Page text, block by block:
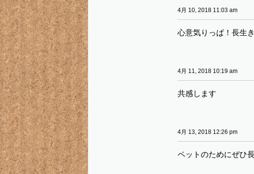
4月 10, 2018 11:03 am
心意気りっぱ！長生
4月 11, 2018 10:19 am
共感します
4月 13, 2018 12:26 pm
ペットのためにぜひ